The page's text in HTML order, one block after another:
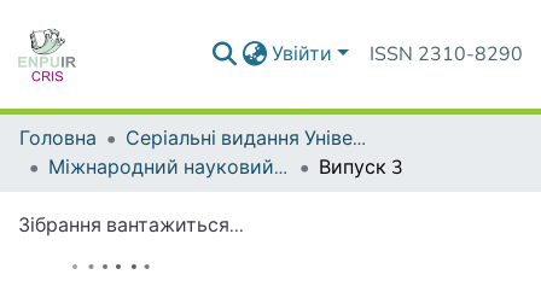
Увійти ISSN 2310-8290
Головна
Серіальні видання Університету
Міжнародний науковий форум: соціологія, психологія, педагогіка, менеджмент
Випуск 3
Зібрання вантажиться...